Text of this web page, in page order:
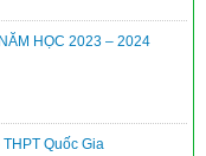
chế độ học kỳ II năm
HỌC 2023 – 2024
Quốc Gia